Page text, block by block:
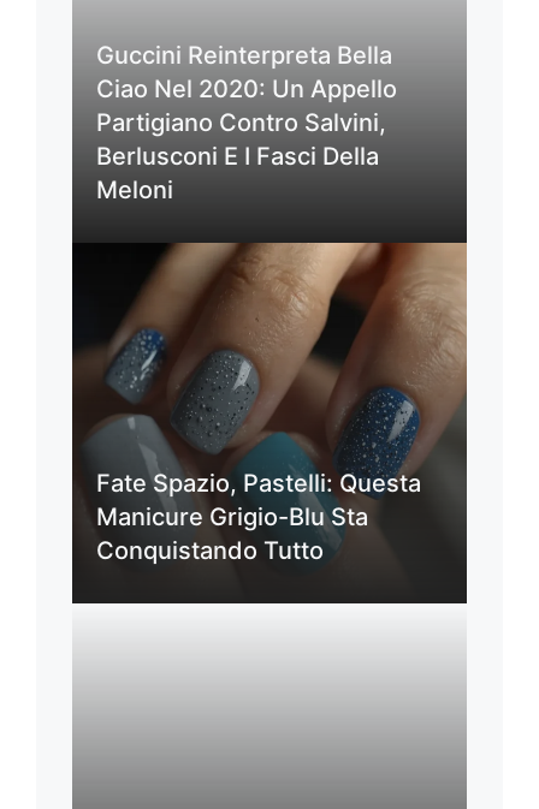
Guccini Reinterpreta Bella
Ciao Nel 2020: Un Appello
Partigiano Contro Salvini,
Berlusconi E I Fasci Della
Meloni
Fate Spazio, Pastelli: Questa
Manicure Grigio-Blu Sta
Conquistando Tutto